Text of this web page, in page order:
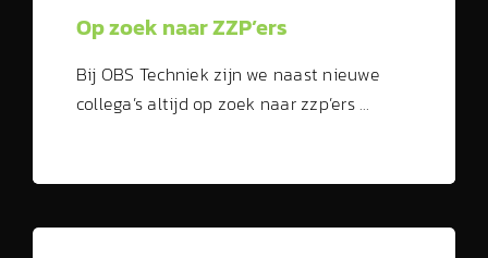
Op zoek naar ZZP’ers
Bij OBS Techniek zijn we naast nieuwe
collega’s altijd op zoek naar zzp’ers …